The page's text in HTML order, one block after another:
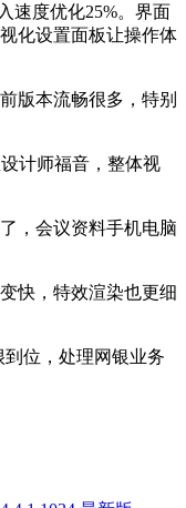
速度优化25%。界面
化设置面板让操作体
版本流畅很多，特别
计师福音，整体视
，会议资料手机电脑
快，特效渲染也更细
到位，处理网银业务